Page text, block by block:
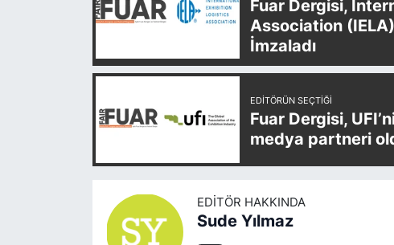
Fuar Dergisi,
Association
İmzaladı
EDITÖRÜN SEÇTIĞI
Fuar Dergisi,
medya partneri
EDITÖR HAKKINDA
Sude Yılmaz